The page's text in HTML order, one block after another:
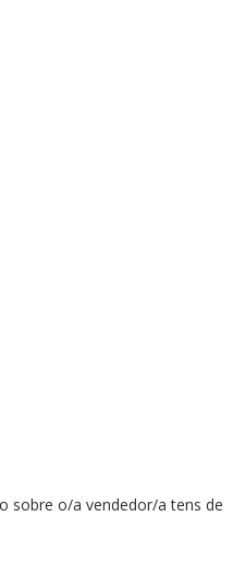
sobre o/a vendedor/a tens de